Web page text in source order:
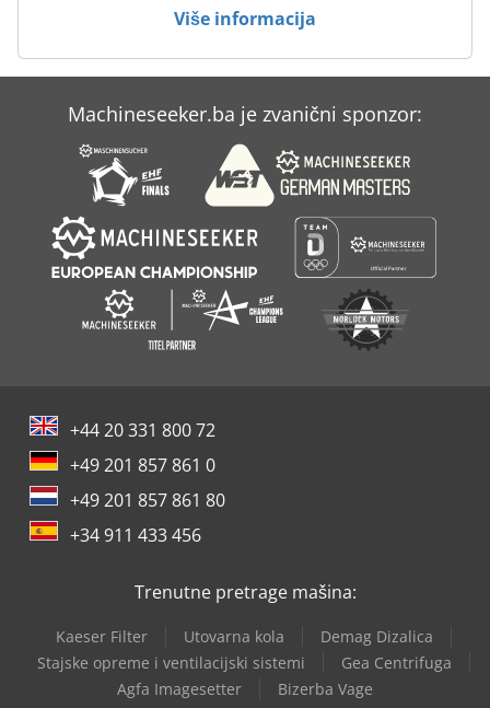
Više informacija
Machineseeker.ba je zvanični sponzor:
+44 20 331 800 72
+49 201 857 861 0
+49 201 857 861 80
+34 911 433 456
Trenutne pretrage mašina:
Kaeser Filter Utovarna kola
Demag Dizalica
Stajske opreme i ventilacijski sistemi
Gea Centrifuga
Agfa Imagesetter
Bizerba Vage